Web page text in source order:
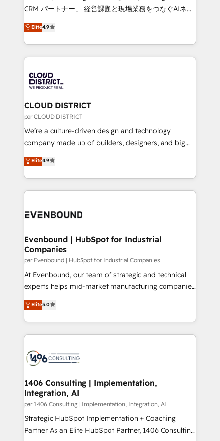
measurable growth. 🌎 Highlights: • 10+ years as a
Migration Excellence. • Top 3 Partner of the Year
LATAM 2022, 2023, 2024, 2025. • Partner of the Year
with HubSpot? Let Cebra’s experts help you grow
faster, smarter, and with impact.
CRM パートナー」 経営課題と現場業務をつなぐAIネイ
ティブ・エージェンシーとして、HubSpot Eliteの実装
力で顧客フロント業務を再設計します。 💡 100inc は何
をする会社か？ HubSpotを共通基盤に、AIエージェン
トを組み込んだ顧客フロント業務（マーケティング・営
ィブ・エージェンシーです。事業部・グループ会社・部
門が分立する組織で、データと業務プロセスのサイロ化
を、CRMを軸とした全社共通基盤に再構築します。意
思決定者・PMO・現場担当者に並走します。 1️⃣
HubSpot導入・活用支援 顧客データの一元化から、
GTMの見える化・自動化まで。全Hub統合運用、デー
2️⃣ AIエージェント組織構築 営業・マーケティング業務
の一部をAIが自律実行する組織への移行を設計・実装。
DX × AI推進のPMO伴走支援 複数部門をまたぐDX×AI変
の統合・浸透・変革管理を実行します。 ▸ CMS戦略設
計・構築：リード獲得・CVR・SEOを前提にした情報設
提供。 ▸ 既存CRM・MAからの移行支援：Salesforce・
Marketo・Pardot等からの移行、カスタム設計、履歴
データ移行と活用設計まで。 ▸ AEO対応：ChatGPT・
か？ ✓ HubSpot Eliteパートナー認定 ✓ HubSpotアワ
ード受賞・HUGリーダー ✓ ISO27001:2022 /
ISO9001:2015 取得 ✓ 400社以上の導入実績 ✓
状整理の壁打ちなど、構想段階からお気軽にお問い合わ
せください。
Elite4.9
CLOUD DISTRICT
par CLOUD DISTRICT
We’re a culture-driven design and technology
company made up of builders, designers, and big
thinkers. We blend strategy, design, and
development—always fueled by curiosity—to turn
ideas, opportunities, and challenges into meaningful
experiences. To us, technology is more than just
and—most importantly—simple. That’s why we lean
products and strategies that actually make a
difference.
Elite4.9
Evenbound | HubSpot for Industrial
Companies
par Evenbound | HubSpot for Industrial Companies
At Evenbound, our team of strategic and technical
experts helps mid-market manufacturing companies
achieve real growth. We specialize in delivering
tailored solutions that drive results by leveraging
HubSpot’s platform and data to fuel success.
Technical Solutions: - HubSpot Technical Consulting -
Onboarding - Data Migration & Integrations -
Technical Audit & Optimization Strategic Solutions: -
Revenue Operations - Inbound Marketing -
Outbound Marketing - HubSpot CMS Website
Design & Development We empower our clients to
reach their full potential by providing transparent,
relationship-driven support. With over 300 HubSpot
Elite5.0
1406 Consulting | Implementation,
Integration, AI
par 1406 Consulting | Implementation, Integration, AI
Strategic HubSpot Implementation + Coaching
Partner As an Elite HubSpot Partner, 1406 Consulting